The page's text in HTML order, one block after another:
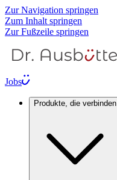
Zur Navigation springen
Zum Inhalt springen
Zur Fußzeile springen
Jobs
Produkte, die verbinden